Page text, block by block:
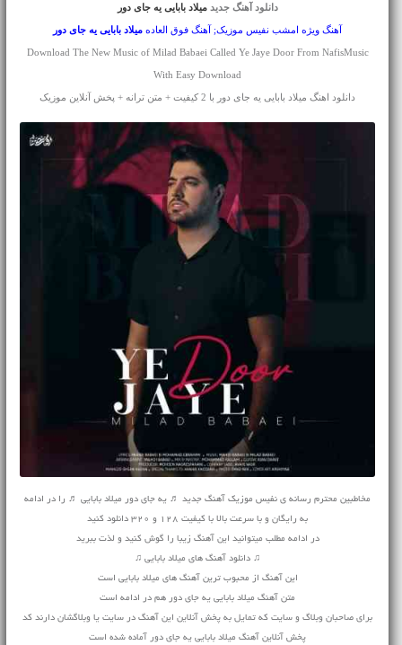
دانلود آهنگ جدید میلاد بابایی یه جای دور
آهنگ ویژه امشب نفیس موزیک; آهنگ فوق العاده میلاد بابایی یه جای دور
Download The New Music of Milad Babaei Called Ye Jaye Door From NafisMusic
With Easy Download
دانلود اهنگ میلاد بابایی یه جای دور با 2 کیفیت + متن ترانه + پخش آنلاین موزیک
مخاطبین محترم رسانه ی نفیس موزیک آهنگ جدید ♬ یه جای دور میلاد بابایی ♬ را در ادامه
به رایگان و با سرعت بالا با کیفیت 128 و 320 دانلود کنید
در ادامه مطلب میتوانید این آهنگ زیبا را گوش کنید و لذت ببرید
♫ دانلود آهنگ های میلاد بابایی ♫
این آهنگ از محبوب ترین آهنگ های میلاد بابایی است
متن آهنگ میلاد بابایی یه جای دور هم در ادامه است
برای صاحبان وبلاگ و سایت که تمایل به پخش آنلاین این آهنگ در سایت یا وبلاگشان دارند کد
پخش آنلاین آهنگ میلاد بابایی یه جای دور آماده شده است